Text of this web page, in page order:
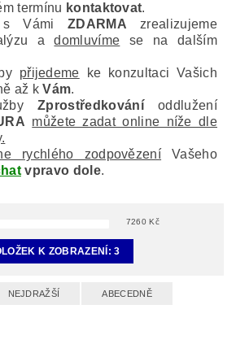
termínu kontaktovat.
s Vámi ZDARMA zrealizujeme
adomluvíme se na dalším
přijedeme ke konzultaci Vašich
až kVám.
Zprostředkováníoddlužení
můžete zadat online níže dle
rychlého zodpovězení Vašeho
vpravo dole.
7260 Kč
K ZOBRAZENÍ:3
NEJDRAŽŠÍ ABECEDNĚ